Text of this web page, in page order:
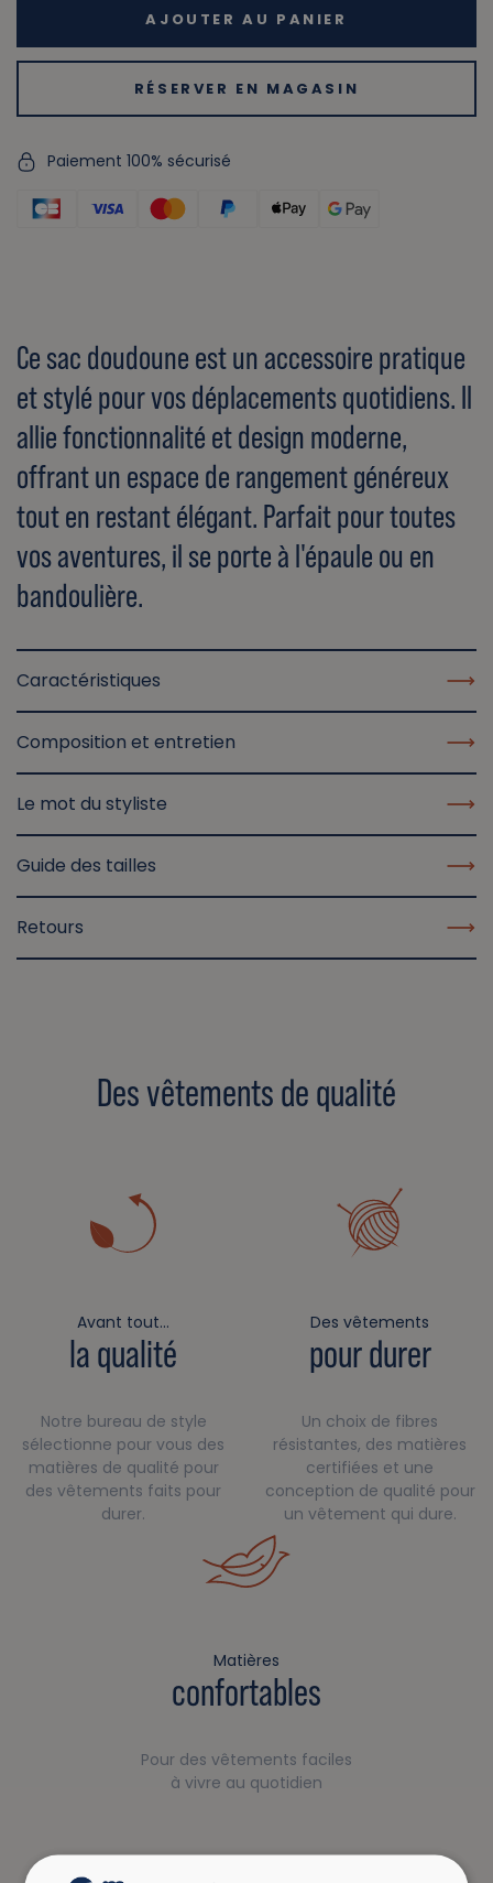
AJOUTER AU PANIER
RÉSERVER EN MAGASIN
Paiement 100% sécurisé
Ce sac doudoune est un accessoire pratique
et stylé pour vos déplacements quotidiens. Il
allie fonctionnalité et design moderne,
offrant un espace de rangement généreux
tout en restant élégant. Parfait pour toutes
vos aventures, il se porte à l'épaule ou en
bandoulière.
Caractéristiques
Composition et entretien
Le mot du styliste
Guide des tailles
Retours
Des vêtements de qualité
Avant tout…
la qualité
Notre bureau de style
sélectionne pour vous des
matières de qualité pour
des vêtements faits pour
durer.
Des vêtements
pour durer
Un choix de fibres
résistantes, des matières
certifiées et une
conception de qualité pour
un vêtement qui dure.
Matières
confortables
Pour des vêtements faciles
à vivre au quotidien